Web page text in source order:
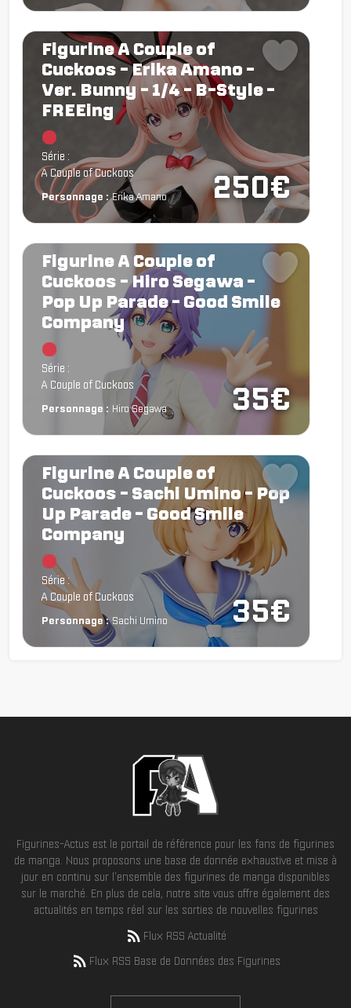
250€
Figurine A Couple of
Cuckoos - Erika Amano -
Ver. Bunny - 1/4 - B-Style -
FREEing
Chargement...
Série :
A Couple of Cuckoos
Personnage : Erika Amano
35€
Figurine A Couple of
Cuckoos - Hiro Segawa -
Pop Up Parade - Good Smile
Company
Chargement...
Série :
A Couple of Cuckoos
Personnage : Hiro Segawa
35€
Figurine A Couple of
Cuckoos - Sachi Umino - Pop
Up Parade - Good Smile
Company
Chargement...
Série :
A Couple of Cuckoos
Personnage : Sachi Umino
Figurines-Actus est le portail de référence pour les fans de figurines
de manga. Nous proposons une base de donnée exhaustive et mise à
jour en continu sur l'ensemble des figurines de manga disponibles
sur le marché. En plus de cela, notre site vous offre également des
actualités en temps réel sur les sorties de nouvelles figurines
Flux RSS Actualité
Flux RSS Base de Données des Figurines